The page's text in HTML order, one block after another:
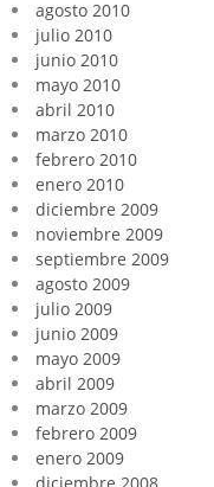
agosto 2010
julio 2010
junio 2010
mayo 2010
abril 2010
marzo 2010
febrero 2010
enero 2010
diciembre 2009
noviembre 2009
septiembre 2009
agosto 2009
julio 2009
junio 2009
mayo 2009
abril 2009
marzo 2009
febrero 2009
enero 2009